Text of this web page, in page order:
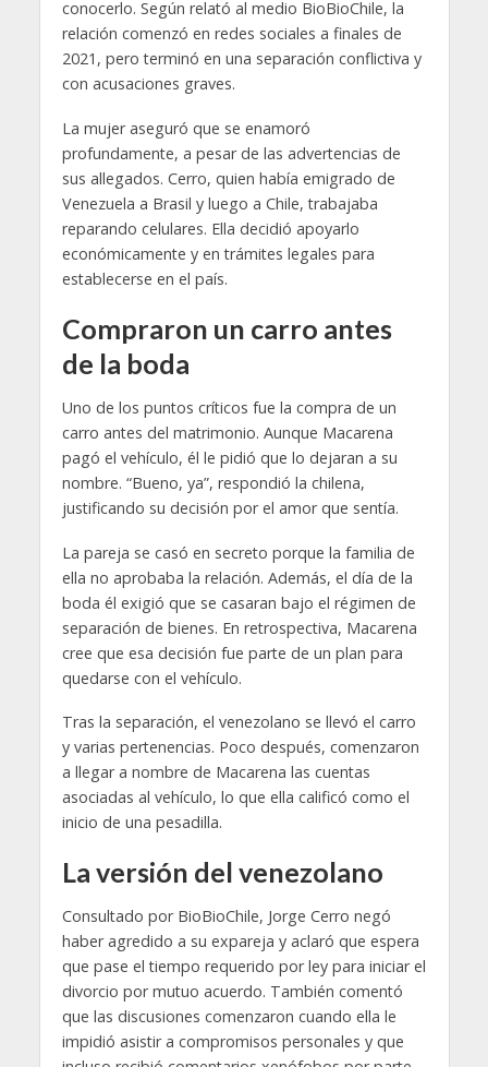
conocerlo. Según relató al medio BioBioChile, la
relación comenzó en redes sociales a finales de
2021, pero terminó en una separación conflictiva y
con acusaciones graves.
La mujer aseguró que se enamoró
profundamente, a pesar de las advertencias de
sus allegados. Cerro, quien había emigrado de
Venezuela a Brasil y luego a Chile, trabajaba
reparando celulares. Ella decidió apoyarlo
económicamente y en trámites legales para
establecerse en el país.
Compraron un carro antes
de la boda
Uno de los puntos críticos fue la compra de un
carro antes del matrimonio. Aunque Macarena
pagó el vehículo, él le pidió que lo dejaran a su
nombre. “Bueno, ya”, respondió la chilena,
justificando su decisión por el amor que sentía.
La pareja se casó en secreto porque la familia de
ella no aprobaba la relación. Además, el día de la
boda él exigió que se casaran bajo el régimen de
separación de bienes. En retrospectiva, Macarena
cree que esa decisión fue parte de un plan para
quedarse con el vehículo.
Tras la separación, el venezolano se llevó el carro
y varias pertenencias. Poco después, comenzaron
a llegar a nombre de Macarena las cuentas
asociadas al vehículo, lo que ella calificó como el
inicio de una pesadilla.
La versión del venezolano
Consultado por BioBioChile, Jorge Cerro negó
haber agredido a su expareja y aclaró que espera
que pase el tiempo requerido por ley para iniciar el
divorcio por mutuo acuerdo. También comentó
que las discusiones comenzaron cuando ella le
impidió asistir a compromisos personales y que